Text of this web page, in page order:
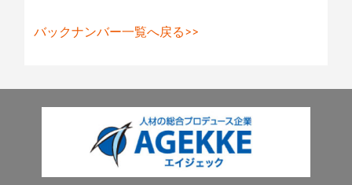
バックナンバー一覧へ戻る>>